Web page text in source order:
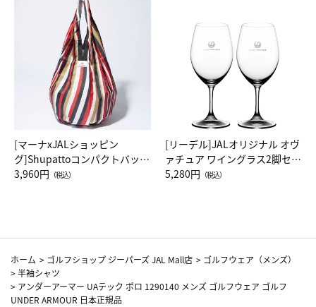
[マーナxJALショッピン
グ]Shupattoコンパクトバッグ
Drop JAL客室乗務員（LC）ス
3,960円 （税込）
[リーデル]JALオリジナル オヴ
ァチュア ワイングラス2脚セッ
ト（レッドワイン）
5,280円 （税込）
ホーム > ゴルフショップ ジーパーズ JAL Mall店 > ゴルフウェア（メンズ）
>半袖シャツ
> アンダーアーマー UAテック ポロ 1290140 メンズ ゴルフウェア ゴルフ
UNDER ARMOUR 日本正規品